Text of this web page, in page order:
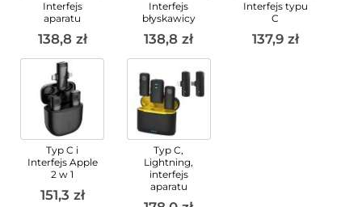
Interfejs
aparatu
138,8 zł
Interfejs
błyskawicy
138,8 zł
Interfejs typu
C
137,9 zł
Typ C i
Interfejs Apple
2 w 1
151,3 zł
Typ C,
Lightning,
interfejs
aparatu